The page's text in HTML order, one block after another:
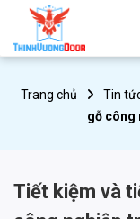
Trang chủ Tin
gỗ công
Tiết kiệm và